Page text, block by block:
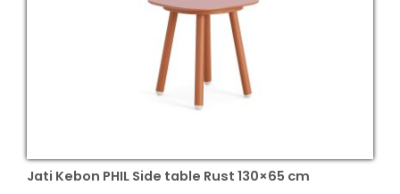
Jati Kebon PHIL Side table Rust 130×65 cm